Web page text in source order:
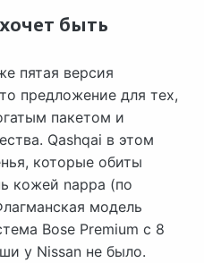
быть
пятая версия
предложение для тех,
пакетом и
Qashqai в этом
которые обиты
кожей nappa (по
модель
Bose Premium с 8
у Nissan не было.